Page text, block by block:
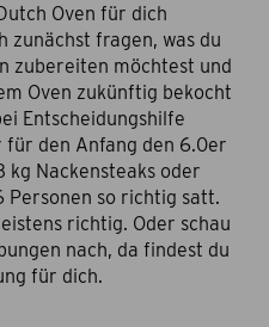
Oven für dich
zunächst fragen, was du
zubereiten möchtest und
Oven zukünftig bekocht
Entscheidungshilfe
den Anfang den 6.0er
Nackensteaks oder
Personen so richtig satt.
richtig. Oder schau
nach, da findest du
für dich.